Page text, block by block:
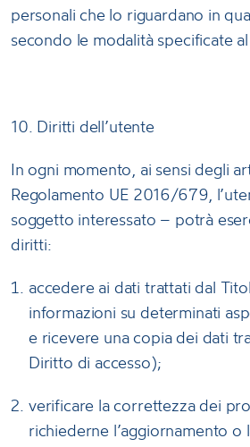
personali che lo riguardano in
secondo le modalità specificate
10. Diritti dell’utente
In ogni momento, ai sensi degli
Regolamento UE 2016/679,
soggetto interessato – potrà
diritti:
accedere ai dati trattati dal
informazioni su determinati
e ricevere una copia dei dati
Diritto di accesso);
verificare la correttezza dei
richiederne l’aggiornamento o